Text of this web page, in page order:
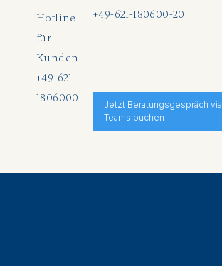
Hotline
für
Kunden
+49-621-
1806000
+49-621-180600-20
Jetzt Beratungsgespräch via
Teams buchen